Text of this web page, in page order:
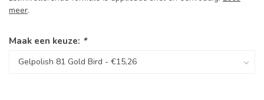
meer.
Maak een keuze: *